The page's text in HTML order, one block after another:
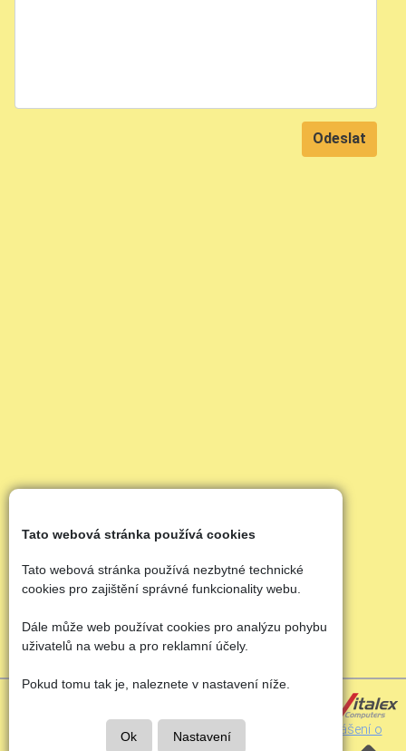
Odeslat
Vitalex Computers s.r.o.
- Tvorba školních webů |
Prohlášení o
přísupnosti|Cookies
Tato webová stránka používá cookies
Tato webová stránka používá nezbytné technické
cookies pro zajištění správné funkcionality webu.
Dále může web používat cookies pro analýzu pohybu
uživatelů na webu a pro reklamní účely.
Pokud tomu tak je, naleznete v nastavení níže.
Ok Nastavení